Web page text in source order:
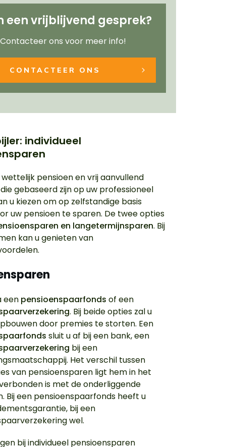
een vrijblijvend gesprek?
Contacteer ons voor meer info!
CONTACTEER ONS
individueel
pensioen en vrij aanvullend
gebaseerd zijn op uw professioneel
u kiezen om op zelfstandige basis
uw pensioen te sparen. De twee opties
en langetermijnsparen. Bij
kan u genieten van
een pensioenspaarfondsof een
. Bij beide opties zal u
door premies te storten. Een
sluit u af bij een bank, een
bij een
Het verschil tussen
van pensioensparen ligt hem in het
is met de onderliggende
Bij een pensioenspaarfonds heeft u
bij een
wel.
bij individueel pensioensparen